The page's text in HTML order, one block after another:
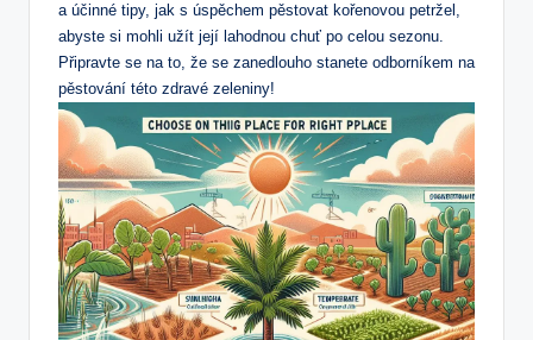
a účinné tipy, jak s úspěchem pěstovat kořenovou petržel,
abyste si mohli užít její lahodnou chuť po celou sezonu.
Připravte se na to, že se zanedlouho stanete odborníkem na
pěstování této zdravé zeleniny!